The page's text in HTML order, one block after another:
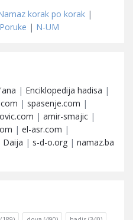
korak po korak |
| N-UM
| Enciklopedija hadisa |
| spasenje.com |
| amir-smajic |
| el-asr.com |
Daija | s-d-o.org | namaz.ba